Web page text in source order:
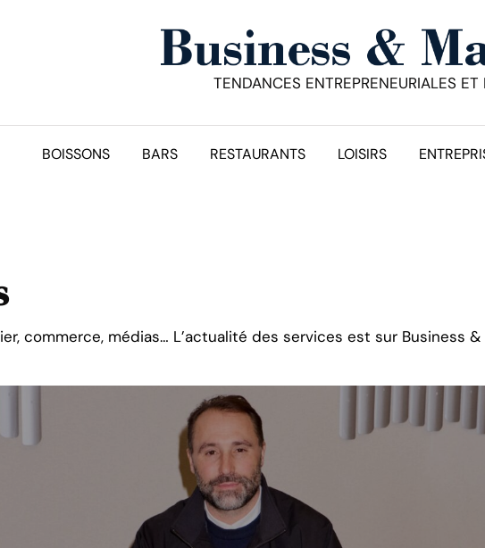
TENDANCES ENTREPRENEURIALES ET
BOISSONS BARS RESTAURANTS LOISIRS
commerce, médias… L’actualité des services est sur Business &